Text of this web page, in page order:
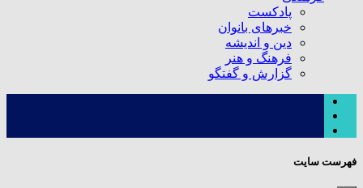
پادکست
خبرهای بانوان
دین و اندیشه
فرهنگ و هنر
گزارش و گفتگو
فهرست سایت